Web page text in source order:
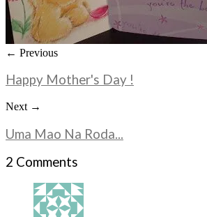
← Previous
Happy Mother's Day !
Next →
Uma Mao Na Roda...
2 Comments